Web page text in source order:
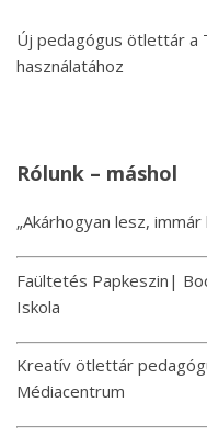
Új pedagógus ötlettár a
használatához
Rólunk – máshol
„Akárhogyan lesz,
Faültetés Papkeszin|
Iskola
Kreatív ötlettár
Médiacentrum